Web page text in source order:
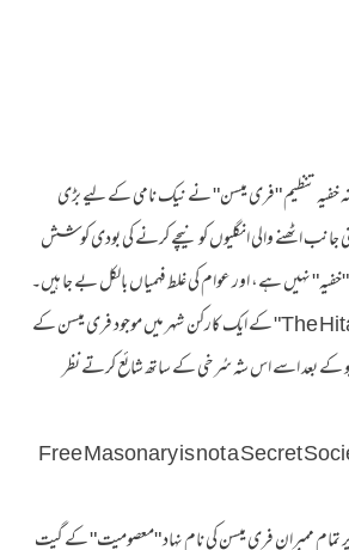
خفیہ تنظیم "فری میسن" نے نیک نامی کے لیے بڑی
جانب اٹھنے والی انگلیوں کو نیچے کرنے کی بودی کوشش
نہیں ہے، اور عوام کی غلط فہمیاں بالکل بے جا ہیں۔
روزنامہ "دی ہتوادThe Hitavada" کے ایک کارکن شہر میں موجود فری میسن کے
کے بعد اسے اس شہ سُرخی کے ساتھ شائع کرتے نظر
Free Masonary is not a Secret
تمام ممبران فری میسن کی نام نہاد "معصومیت" کے گیت